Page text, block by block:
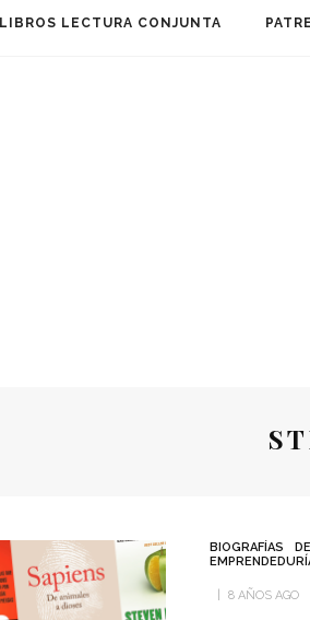
LIBROS LECTURA CONJUNTA
BIOGRAFÍAS
8 AÑOS AGO